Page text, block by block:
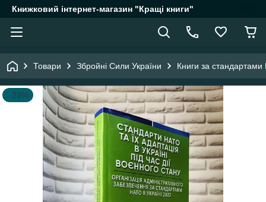
Книжковий інтернет-магазин "Кращі книги"
Товари Збройні Сили України Книги за
–23%